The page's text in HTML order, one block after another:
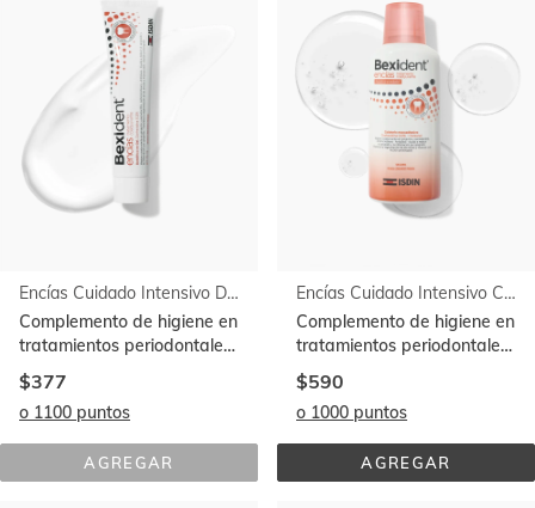
Encías Cuidado Intensivo Dentífrico en Gel
Complemento de higiene en
tratamientos periodontales.
Con clorhexidina al 0,12%
$377
o 1100 puntos
AGREGAR
ENCÍAS
Encías Cuidado Intensivo Colutorio
Complemento de higiene en
tratamientos periodontales.
Con clorhexidina al 0,12%
$590
o 1000 puntos
AGREGAR
ENCÍAS